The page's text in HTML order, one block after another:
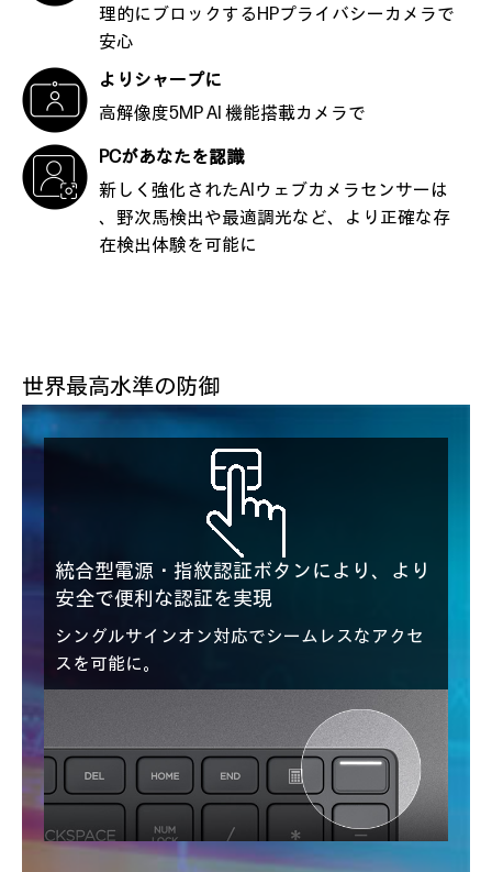
理的にブロックするHPプライバシーカメラで
安心
よりシャープに
高解像度5MP AI 機能搭載カメラで
PCがあなたを認識
新しく強化されたAIウェブカメラセンサーは
、野次馬検出や最適調光など、より正確な存
在検出体験を可能に
世界最高水準の防御
統合型電源・指紋認証ボタンにより、より
安全で便利な認証を実現
シングルサインオン対応でシームレスなアクセ
スを可能に。